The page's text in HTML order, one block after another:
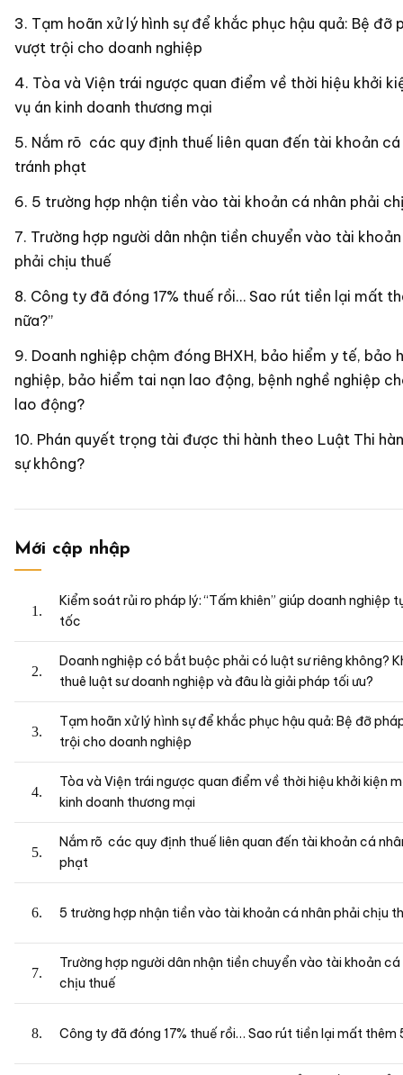
Tạm hoãn xử lý hình sự để khắc phục hậu quả: Bệ đỡ
vượt trội cho doanh nghiệp
Tòa và Viện trái ngược quan điểm về thời hiệu khởi
vụ án kinh doanh thương mại
Nắm rõ các quy định thuế liên quan đến tài khoản
tránh phạt
5 trường hợp nhận tiền vào tài khoản cá nhân phải
Trường hợp người dân nhận tiền chuyển vào tài
phải chịu thuế
Công ty đã đóng 17% thuế rồi… Sao rút tiền lại mất
nữa?”
Doanh nghiệp chậm đóng BHXH, bảo hiểm y tế, bảo
nghiệp, bảo hiểm tai nạn lao động, bệnh nghề nghiệp
lao động?
Phán quyết trọng tài được thi hành theo Luật Thi
sự không?
Mới cập nhập
Kiểm soát rủi ro pháp lý: “Tấm khiên” giúp doanh nghiệp
tốc
Doanh nghiệp có bắt buộc phải có luật sư riêng không?
thuê luật sư doanh nghiệp và đâu là giải pháp tối ưu?
Tạm hoãn xử lý hình sự để khắc phục hậu quả: Bệ đỡ
trội cho doanh nghiệp
Tòa và Viện trái ngược quan điểm về thời hiệu khởi kiện
kinh doanh thương mại
Nắm rõ các quy định thuế liên quan đến tài khoản cá
phạt
5 trường hợp nhận tiền vào tài khoản cá nhân phải chịu
Trường hợp người dân nhận tiền chuyển vào tài khoản cá
chịu thuế
Công ty đã đóng 17% thuế rồi… Sao rút tiền lại mất thêm